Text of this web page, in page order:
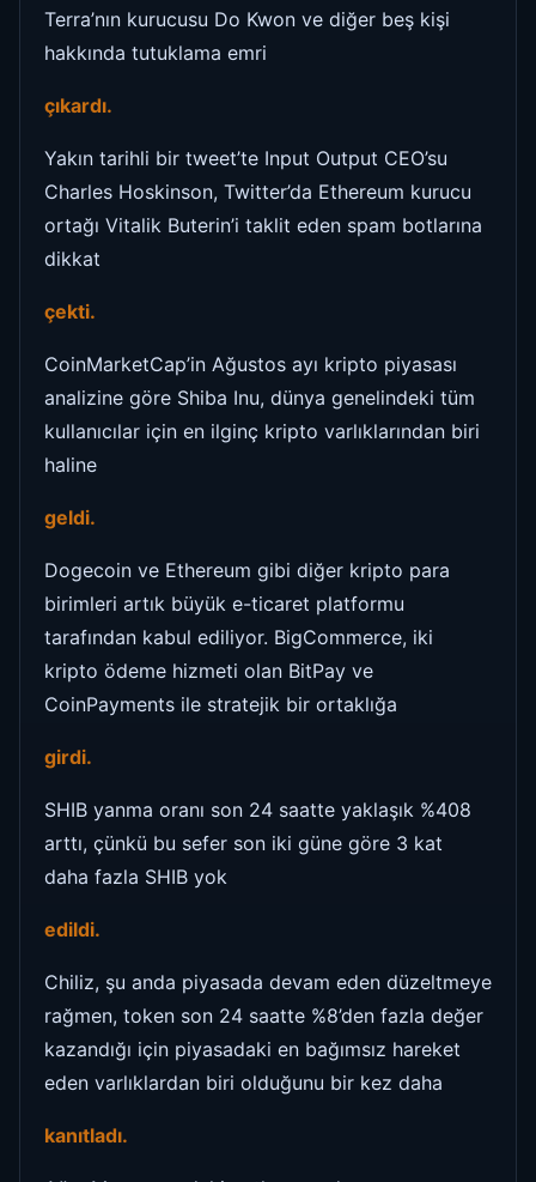
Terra’nın kurucusu Do Kwon ve diğer beş kişi
hakkında tutuklama emri
çıkardı.
Yakın tarihli bir tweet’te Input Output CEO’su
Charles Hoskinson, Twitter’da Ethereum kurucu
ortağı Vitalik Buterin’i taklit eden spam botlarına
dikkat
çekti.
CoinMarketCap’in Ağustos ayı kripto piyasası
analizine göre Shiba Inu, dünya genelindeki tüm
kullanıcılar için en ilginç kripto varlıklarından biri
haline
geldi.
Dogecoin ve Ethereum gibi diğer kripto para
birimleri artık büyük e-ticaret platformu
tarafından kabul ediliyor. BigCommerce, iki
kripto ödeme hizmeti olan BitPay ve
CoinPayments ile stratejik bir ortaklığa
girdi.
SHIB yanma oranı son 24 saatte yaklaşık %408
arttı, çünkü bu sefer son iki güne göre 3 kat
daha fazla SHIB yok
edildi.
Chiliz, şu anda piyasada devam eden düzeltmeye
rağmen, token son 24 saatte %8’den fazla değer
kazandığı için piyasadaki en bağımsız hareket
eden varlıklardan biri olduğunu bir kez daha
kanıtladı.